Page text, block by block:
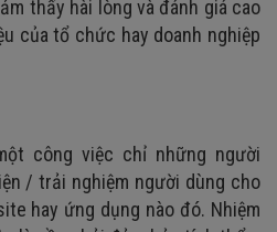
thấy hài lòng và đánh giá cao
của tổ chức hay doanh nghiệp
công việc chỉ những người
/ trải nghiệm người dùng cho
hay ứng dụng nào đó. Nhiệm